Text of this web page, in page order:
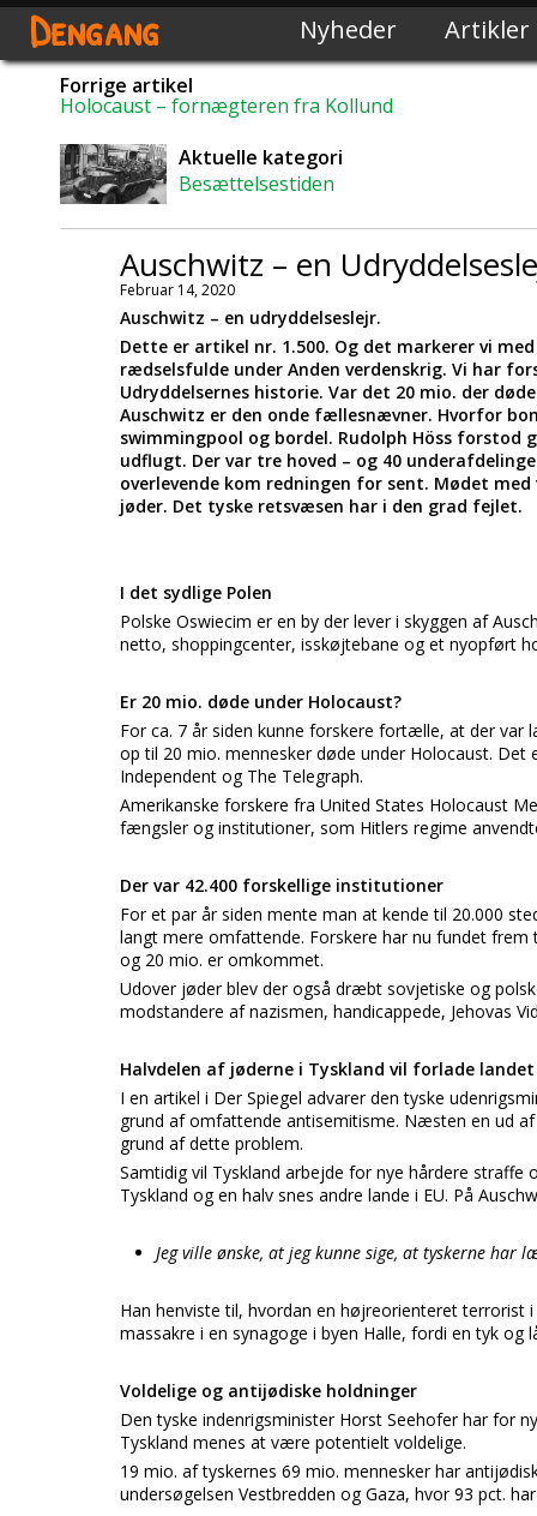
Dengang Nyheder Artikler
Forrige artikel
Holocaust – fornægteren fra Kollund
Aktuelle kategori
Besættelsestiden
Auschwitz – en
Februar 14, 2020
Auschwitz – en udryddelseslejr.
Dette er artikel nr. 1.500. Og det markerer vi
rædselsfulde under Anden verdenskrig. Vi har
Udryddelsernes historie. Var det 20 mio. der
Auschwitz er den onde fællesnævner. Hvorfor
swimmingpool og bordel. Rudolph Höss forstod
udflugt. Der var tre hoved – og 40
overlevende kom redningen for sent. Mødet
jøder. Det tyske retsvæsen har i den grad fejlet.
I det sydlige Polen
Polske Oswiecim er en by der lever i skyggen af
netto, shoppingcenter, isskøjtebane og et nyopført
Er 20 mio. døde under Holocaust?
For ca. 7 år siden kunne forskere fortælle, at der
op til 20 mio. mennesker døde under Holocaust.
Independent og The Telegraph.
Amerikanske forskere fra United States Holocaust
fængsler og institutioner, som Hitlers regime
Der var 42.400 forskellige institutioner
For et par år siden mente man at kende til 20.000
langt mere omfattende. Forskere har nu fundet
og 20 mio. er omkommet.
Udover jøder blev der også dræbt sovjetiske og
modstandere af nazismen, handicappede, Jehovas
Halvdelen af jøderne i Tyskland vil forlade landet
I en artikel i Der Spiegel advarer den tyske
grund af omfattende antisemitisme. Næsten en ud
grund af dette problem.
Samtidig vil Tyskland arbejde for nye hårdere
Tyskland og en halv snes andre lande i EU. På
Jeg ville ønske, at jeg kunne sige, at tyskerne
Han henviste til, hvordan en højreorienteret
massakre i en synagoge i byen Halle, fordi en tyk
Voldelige og antijødiske holdninger
Den tyske indenrigsminister Horst Seehofer har for
Tyskland menes at være potentielt voldelige.
19 mio. af tyskernes 69 mio. mennesker har
undersøgelsen Vestbredden og Gaza, hvor 93 pct.